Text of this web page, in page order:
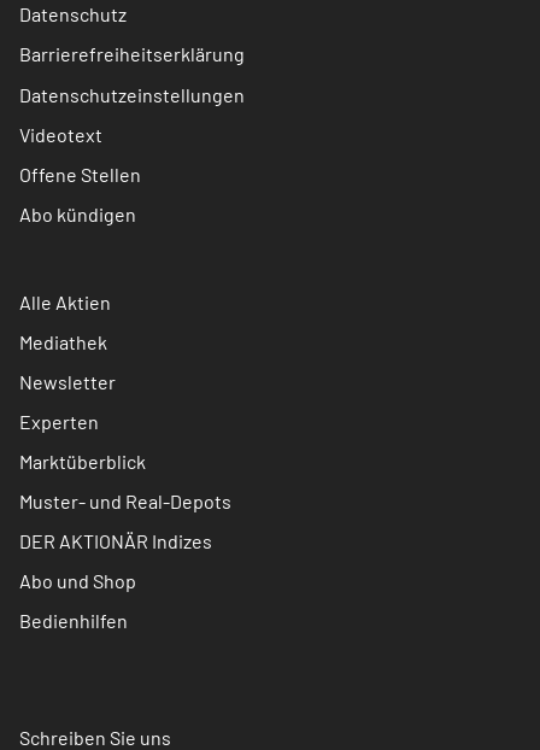
Datenschutz
Barrierefreiheitserklärung
Datenschutzeinstellungen
Videotext
Offene Stellen
Abo kündigen
Alle Aktien
Mediathek
Newsletter
Experten
Marktüberblick
Muster- und Real-Depots
DER AKTIONÄR Indizes
Abo und Shop
Bedienhilfen
Schreiben Sie uns